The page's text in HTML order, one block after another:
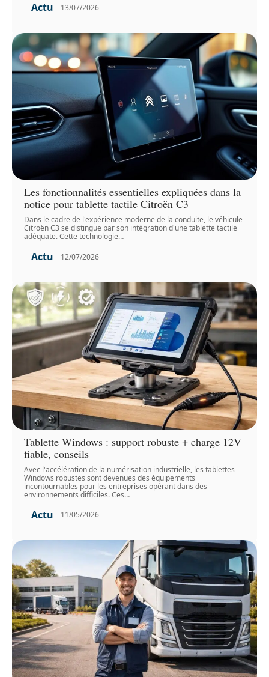
Actu 13/07/2026
Les fonctionnalités essentielles expliquées dans la
notice pour tablette tactile Citroën C3
Dans le cadre de l'expérience moderne de la conduite, le véhicule
Citroën C3 se distingue par son intégration d'une tablette tactile
adéquate. Cette technologie…
Actu 12/07/2026
Tablette Windows : support robuste + charge 12V
fiable, conseils
Avec l'accélération de la numérisation industrielle, les tablettes
Windows robustes sont devenues des équipements
incontournables pour les entreprises opérant dans des
environnements difficiles. Ces…
Actu 11/05/2026